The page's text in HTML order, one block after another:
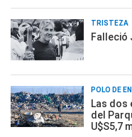
TRISTEZA
Falleció
POLO DE
Las dos
del
U$S5,7